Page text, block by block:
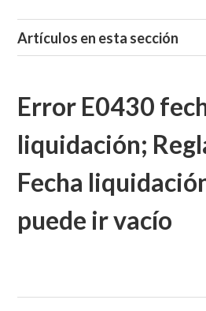
Artículos en esta sección
Error E0430
liquidación;
Fecha
puede ir vacío